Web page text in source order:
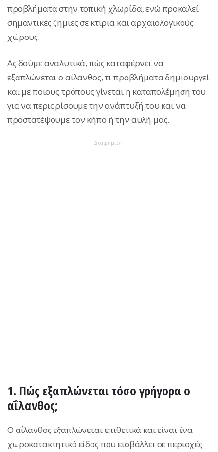
προβλήματα στην τοπική χλωρίδα, ενώ προκαλεί
σημαντικές ζημιές σε κτίρια και αρχαιολογικούς
χώρους.
Ας δούμε αναλυτικά, πώς καταφέρνει να
εξαπλώνεται ο αΐλανθος, τι προβλήματα δημιουργεί
και με ποιους τρόπους γίνεται η καταπολέμηση του
για να περιορίσουμε την ανάπτυξή του και να
προστατέψουμε τον κήπο ή την αυλή μας.
Διαφήμιση
1. Πώς εξαπλώνεται τόσο γρήγορα ο
αΐλανθος;
Ο αΐλανθος εξαπλώνεται επιθετικά και είναι ένα
χωροκατακτητικό είδος που εισβάλλει σε περιοχές